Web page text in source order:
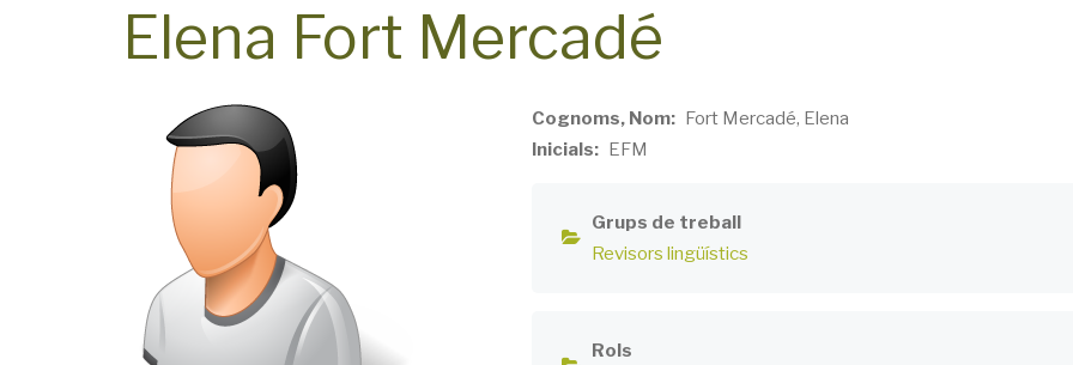
Elena Fort Mercadé
Cognoms, Nom
Fort Mercadé, Elena
Inicials
EFM
Grups de treball
Revisors lingüístics
Rols